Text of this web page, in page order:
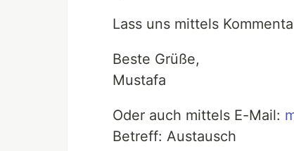
Lass uns mittels
Beste Grüße,
Mustafa
Oder auch mittels E-Mail:
Betreff: Austausch